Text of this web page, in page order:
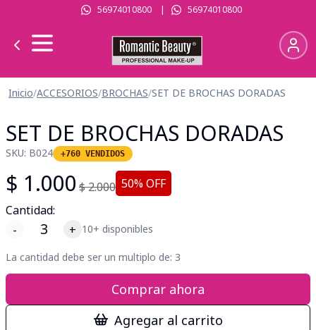
56974010800| 56974010800
Inicio/ACCESORIOS/BROCHAS/SET DE BROCHAS DORADAS
SET DE BROCHAS DORADAS
SKU: B024 +760 VENDIDOS
$ 1.000 $2.000 50% OFF
Cantidad:
-
+ 10+ disponibles
La cantidad debe ser un multiplo de: 3
Comprar ahora
Agregar al carrito